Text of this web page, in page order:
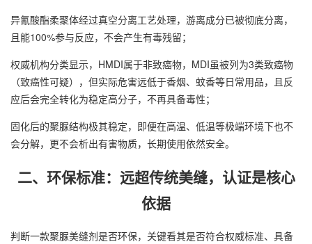
异氰酸酯柔聚体经过真空分离工艺处理，游离成分已被彻底分离，
且能100%参与反应，不会产生有毒残留；
权威机构分类显示，HMDI属于非致癌物，MDI虽被列为3类致癌物
（致癌性可疑），但实际危害远低于香烟、蚊香等日常用品，且反
应后会完全转化为稳定高分子，不再具备毒性；
固化后的聚脲结构极其稳定，即便在高温、低温等极端环境下也不
会分解，更不会析出有害物质，长期使用依然安全。
二、环保标准：远超传统美缝，认证是核心
依据
判断一款聚脲美缝剂是否环保，关键看其是否符合权威标准、具备